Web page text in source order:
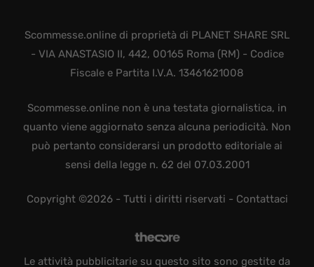
Scommesse.online di proprietà di PLANET SHARE SRL
- VIA ANASTASIO II, 442, 00165 Roma (RM) - Codice
Fiscale e Partita I.V.A. 13461621008
Scommesse.online non è una testata giornalistica, in
quanto viene aggiornato senza alcuna periodicità. Non
può pertanto considerarsi un prodotto editoriale ai
sensi della legge n. 62 del 07.03.2001
Copyright ©2026 - Tutti i diritti riservati - Contattaci
Le attività pubblicitarie su questo sito sono gestite da